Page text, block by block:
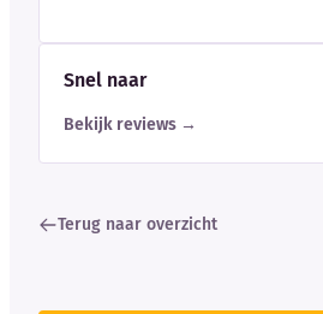
Snel naar
Bekijk reviews →
Terug naar overzicht